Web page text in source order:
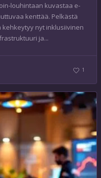
louhintaan kuvastaa e-
kenttää. Pelkästä
nyt inklusiivinen
ja...
1